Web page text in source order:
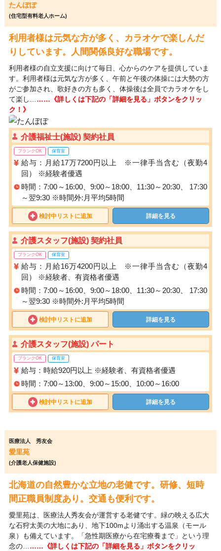
たんぽぽ
(住宅型有料老人ホーム)
利用者様は元気な方が多く、カラオケで楽しんだ
りしています。人間関係良好な職場です。
利用者様の自立支援に向けて毎日、心からのケアを提供していま
す。利用者様は元気な方が多く、午前と午後の体操には大勢の方
がご参加され、歌好きの方も多く、体操後は全員でカラオケをし
て楽し… ……《詳しくは下記の「詳細を見る」ボタンをクリッ
ク！》
介護福祉士(施設) 契約社員
ブランクOK 保育室
給与：月給17万7200円以上 ※一律手当含む（夜勤4
回） ※経験者優遇
時間：7:00～16:00、9:00～18:00、11:30～20:30、 17:30
～翌9:30 ※時間外:月平均5時間
検討中リストに追加 詳細を見る
介護スタッフ(施設) 契約社員
ブランクOK 保育室
給与：月給16万4200円以上 ※一律手当含む（夜勤4
回） ※経験者、有資格者優遇
時間：7:00～16:00、9:00～18:00、11:30～20:30、 17:30
～翌9:30 ※時間外:月平均5時間
検討中リストに追加 詳細を見る
介護スタッフ(施設) パート
ブランクOK 保育室
給与：時給920円以上 ※経験者、有資格者優遇
時間：7:00～13:00、9:00～15:00、10:00～16:00
検討中リストに追加 詳細を見る
医療法人 秀友会
愛里苑
(介護老人保健施設)
北海道の自然豊かな立地の老健です。研修、短時
間正職員制度あり。交通も便利です。
愛里苑は、医療法人秀友会が運営する老健です。緑の映える広大
な石狩太美の大地にあり、地下100mより涌出する温泉（モール
泉）も備えています。「急性期医療から在宅療養まで」という理
念の… ……《詳しくは下記の「詳細を見る」ボタンをクリッ